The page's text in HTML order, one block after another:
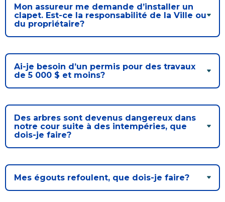
nouvelle
fenêtre
Réclamations
Réclamations
Mon assureur me demande d’installer un
clapet. Est-ce la responsabilité de la Ville ou
du propriétaire?
Ai-je besoin d’un permis pour des travaux
de 5 000 $ et moins?
Des arbres sont devenus dangereux dans
notre cour suite à des intempéries, que
dois-je faire?
Mes égouts refoulent, que dois-je faire?